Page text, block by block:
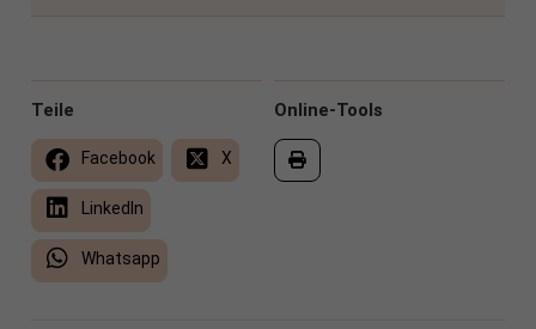
Online-Tools
Teile
Facebook X
LinkedIn
Whatsapp